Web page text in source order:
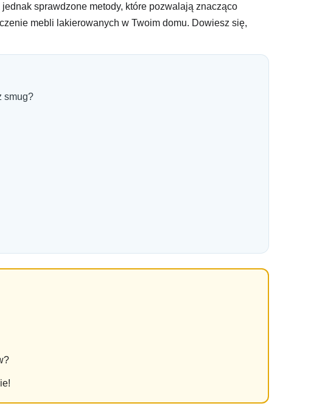
sprawdzone metody, które pozwalają znacząco
mebli lakierowanych w Twoim domu. Dowiesz się,
smug?